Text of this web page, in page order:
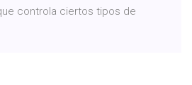
controla ciertos tipos de